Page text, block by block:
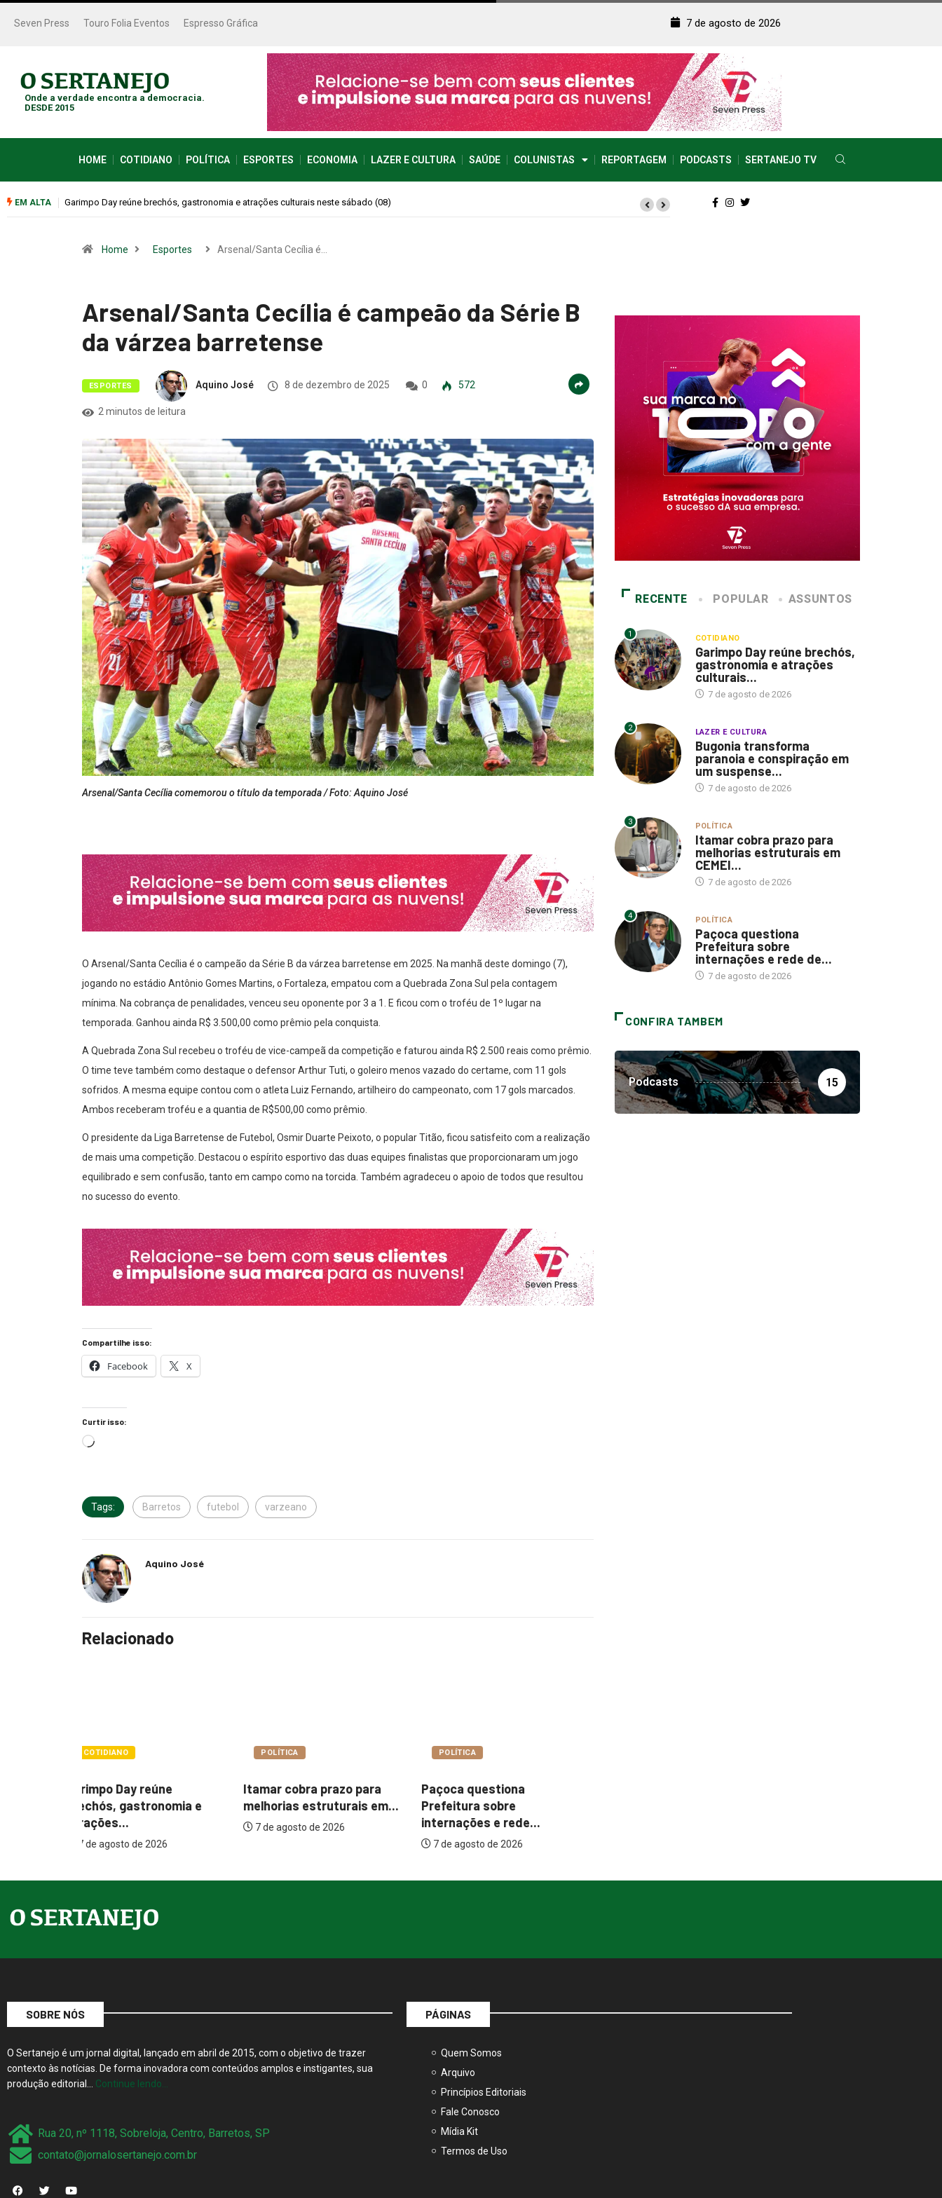
Seven Press Touro Folia Eventos Espresso Gráfica 7 de agosto de 2026
Onde a verdade encontra a democracia.
DESDE 2015
HOME COTIDIANO POLÍTICA ESPORTES ECONOMIA LAZER E CULTURA SAÚDE COLUNISTAS REPORTAGEM PODCASTS SERTANEJO TV
EM ALTA Bugonia transforma paranoia e conspiração em um suspense imprevisível
Home Esportes Arsenal/Santa Cecília é…
Arsenal/Santa Cecília é campeão da Série B
da várzea barretense
ESPORTES Aquino José 8 de dezembro de 2025 0 572
2 minutos de leitura
Arsenal/Santa Cecília comemorou o título da temporada / Foto: Aquino José
O Arsenal/Santa Cecília é o campeão da Série B da várzea barretense em 2025. Na manhã deste domingo (7),
jogando no estádio Antônio Gomes Martins, o Fortaleza, empatou com a Quebrada Zona Sul pela contagem
mínima. Na cobrança de penalidades, venceu seu oponente por 3 a 1. E ficou com o troféu de 1º lugar na
temporada. Ganhou ainda R$ 3.500,00 como prêmio pela conquista.
A Quebrada Zona Sul recebeu o troféu de vice-campeã da competição e faturou ainda R$ 2.500 reais como prêmio.
O time teve também como destaque o defensor Arthur Tuti, o goleiro menos vazado do certame, com 11 gols
sofridos. A mesma equipe contou com o atleta Luiz Fernando, artilheiro do campeonato, com 17 gols marcados.
Ambos receberam troféu e a quantia de R$500,00 como prêmio.
O presidente da Liga Barretense de Futebol, Osmir Duarte Peixoto, o popular Titão, ficou satisfeito com a realização
de mais uma competição. Destacou o espírito esportivo das duas equipes finalistas que proporcionaram um jogo
equilibrado e sem confusão, tanto em campo como na torcida. Também agradeceu o apoio de todos que resultou
no sucesso do evento.
Compartilhe isso:
Facebook X
Curtir isso:
Tags: Barretos futebol varzeano
Aquino José
Relacionado
POLÍTICA
Itamar cobra prazo para
melhorias estruturais em...
7 de agosto de 2026
POLÍTICA
Paçoca questiona
Prefeitura sobre
internações e rede...
COTIDIANO
Garimpo Day reúne
brechós, gastronomia e
atrações...
7 de agosto de 2026
RECENTE POPULAR ASSUNTOS
1 COTIDIANO
Garimpo Day reúne brechós,
gastronomia e atrações
culturais...
7 de agosto de 2026
2 LAZER E CULTURA
Bugonia transforma
paranoia e conspiração em
um suspense...
7 de agosto de 2026
3 POLÍTICA
Itamar cobra prazo para
melhorias estruturais em
CEMEI...
7 de agosto de 2026
4 POLÍTICA
Paçoca questiona
Prefeitura sobre
internações e rede de...
7 de agosto de 2026
CONFIRA TAMBEM
Podcasts 15
SOBRE NÓS
O Sertanejo é um jornal digital, lançado em abril de 2015, com o objetivo de trazer
contexto às notícias. De forma inovadora com conteúdos amplos e instigantes, sua
produção editorial… Continue lendo…
Rua 20, nº 1118, Sobreloja, Centro, Barretos, SP
contato@jornalosertanejo.com.br
PÁGINAS
Quem Somos
Arquivo
Princípios Editoriais
Fale Conosco
Mídia Kit
Termos de Uso